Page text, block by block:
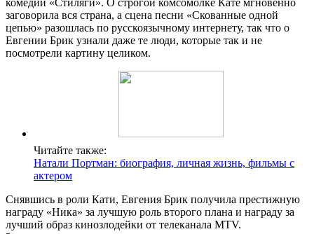
комедии «Стиляги». О строгой комсомолке Кате мгновенно
заговорила вся страна, а сцена песни «Скованные одной
цепью» разошлась по русскоязычному интернету, так что о
Евгении Брик узнали даже те люди, которые так и не
посмотрели картину целиком.
Читайте также:
Натали Портман: биография, личная жизнь, фильмы с
актером
Снявшись в роли Кати, Евгения Брик получила престижную
награду «Ника» за лучшую роль второго плана и награду за
лучший образ кинозлодейки от телеканала MTV.